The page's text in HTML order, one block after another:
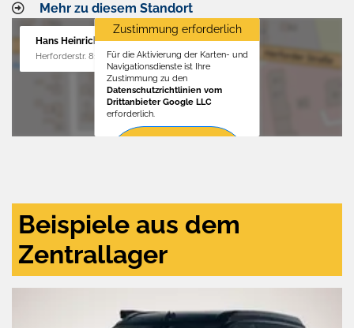
Mehr zu diesem Standort
Hans Heinrichs GmbH
Herforderstr. 81, 32657 Lemgo
Zustimmung erforderlich
Für die Aktivierung der Karten- und
Navigationsdienste ist Ihre
Zustimmung zu den
Datenschutzrichtlinien vom
Drittanbieter Google LLC
erforderlich.
Beispiele aus dem
Zentrallager